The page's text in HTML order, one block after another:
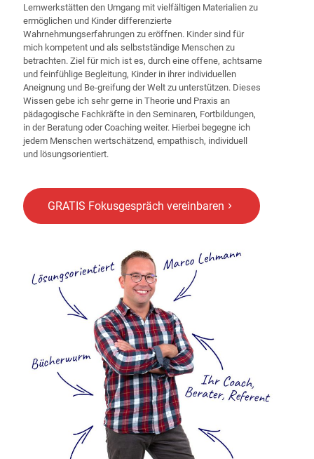
Lernwerkstätten den Umgang mit vielfältigen Materialien zu
ermöglichen und Kinder differenzierte
Wahrnehmungserfahrungen zu eröffnen. Kinder sind für
mich kompetent und als selbstständige Menschen zu
betrachten. Ziel für mich ist es, durch eine offene, achtsame
und feinfühlige Begleitung, Kinder in ihrer individuellen
Aneignung und Be-greifung der Welt zu unterstützen. Dieses
Wissen gebe ich sehr gerne in Theorie und Praxis an
pädagogische Fachkräfte in den Seminaren, Fortbildungen,
in der Beratung oder Coaching weiter. Hierbei begegne ich
jedem Menschen wertschätzend, empathisch, individuell
und lösungsorientiert.
GRATIS Fokusgespräch vereinbaren